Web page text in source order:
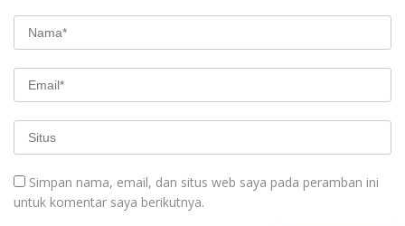
Simpan nama, email, dan situs web saya pada peramban ini
untuk komentar saya berikutnya.